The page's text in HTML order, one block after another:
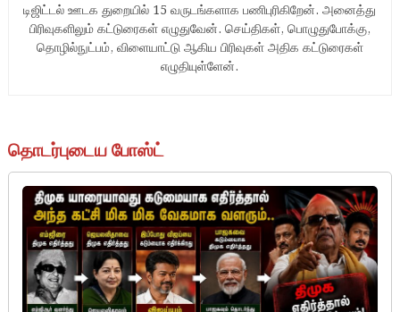
டிஜிட்டல் ஊடக துறையில் 15 வருடங்களாக பணிபுரிகிறேன். அனைத்து
பிரிவுகளிலும் கட்டுரைகள் எழுதுவேன். செய்திகள், பொழுதுபோக்கு,
தொழில்நுட்பம், விளையாட்டு ஆகிய பிரிவுகள் அதிக கட்டுரைகள்
எழுதியுள்ளேன்.
தொடர்புடைய போஸ்ட்